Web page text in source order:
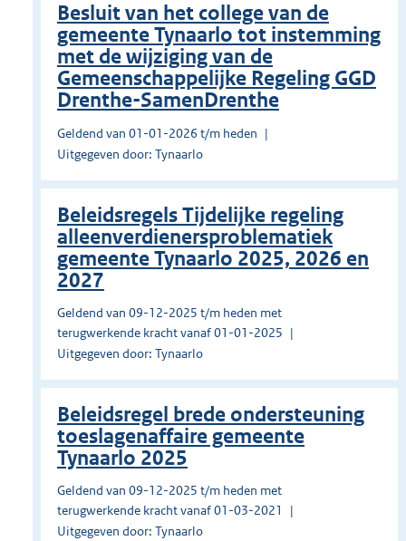
Besluit van het college van de
gemeente Tynaarlo tot instemming
met de wijziging van de
Gemeenschappelijke Regeling GGD
Drenthe-SamenDrenthe
Geldend van 01-01-2026 t/m heden
Uitgegeven door: Tynaarlo
Beleidsregels Tijdelijke regeling
alleenverdienersproblematiek
gemeente Tynaarlo 2025, 2026 en
2027
Geldend van 09-12-2025 t/m heden met
terugwerkende kracht vanaf 01-01-2025
Uitgegeven door: Tynaarlo
Beleidsregel brede ondersteuning
toeslagenaffaire gemeente
Tynaarlo 2025
Geldend van 09-12-2025 t/m heden met
terugwerkende kracht vanaf 01-03-2021
Uitgegeven door: Tynaarlo